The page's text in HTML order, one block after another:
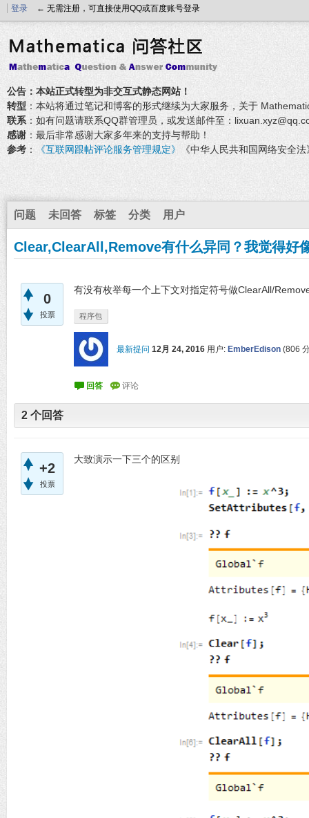
登录 ← 无需注册，可直接使用QQ或百度账号登录
公告：本站正式转型为非交互式静态网站！
转型 ：本站将通过笔记和博客的形式继续为大家服务，关于
联系 ：如有问题请联系QQ群管理员，或发送邮件至：
感谢 ：最后非常感谢大家多年来的支持与帮助！
参考 ： 《互联网跟帖评论服务管理规定》 《中华人民共和国网络安全
问题 未回答 标签 分类 用户
Clear,ClearAll,Remove有什么异同？我觉得好
0
投票
有没有枚举每一个上下文对指定符号做ClearAll/
程序包
最新提问 12月 24, 2016 用户: EmberEdison (806
2 个回答
+2
投票
大致演示一下三个的区别